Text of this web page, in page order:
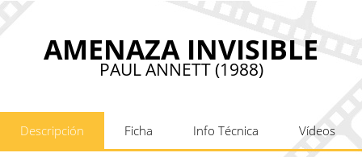
AMENAZA INVISIBLE
PAUL ANNETT (1988)
Descripción Ficha Info Técnica Vídeos